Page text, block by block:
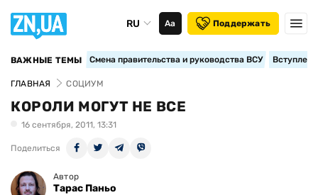
RU Аа Поддержать
ВАЖНЫЕ ТЕМЫ Смена правительства и руководства ВСУ
ГЛАВНАЯ СОЦИУМ
КОРОЛИ МОГУТ НЕ ВСЕ
16 сентября, 2011, 13:31
Поделиться
Автор
Тарас Паньо